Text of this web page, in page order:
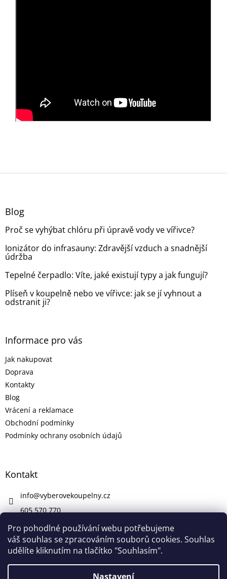
Pro pohodlné používání webu potřebujeme
váš souhlas se zpracováním souborů cookies. Souhlas
udělíte kliknutím na tlačítko "Souhlasím".
Nastavení
Z
Blog
Proč se vyhýbat chlóru při úpravě vody ve vířivce?
Ionizátor do infrasauny: Zdravější vzduch a snadnější
údržba
Tepelné čerpadlo: Víte, jaké existují typy a jak fungují?
Plíseň v koupelně nebo ve vířivce: jak se jí vyhnout a
odstranit ji?
Informace pro vás
Jak nakupovat
Doprava
Kontakty
Blog
Vrácení a reklamace
Obchodní podmínky
Podmínky ochrany osobních údajů
Kontakt
info@vyberovekoupelny.cz
605 570 770
https://www.facebook.com/vyberovekoupelny/